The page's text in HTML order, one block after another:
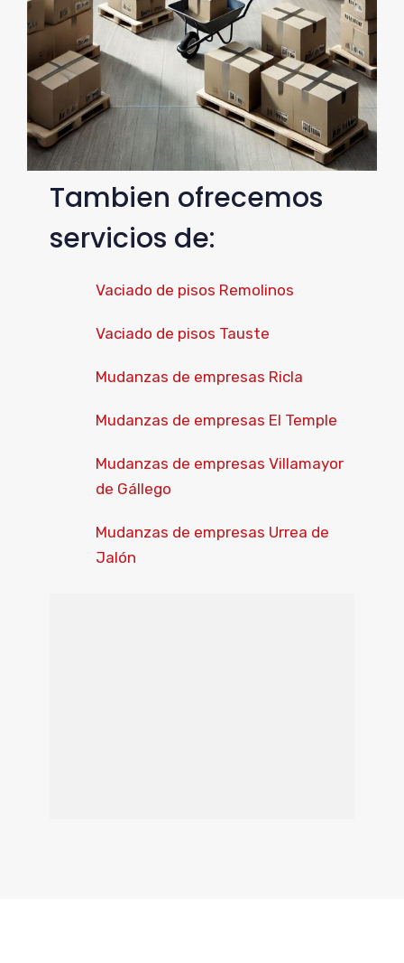
Tambien ofrecemos
servicios de:
Vaciado de pisos Remolinos
Vaciado de pisos Tauste
Mudanzas de empresas Ricla
Mudanzas de empresas El Temple
Mudanzas de empresas Villamayor
de Gállego
Mudanzas de empresas Urrea de
Jalón